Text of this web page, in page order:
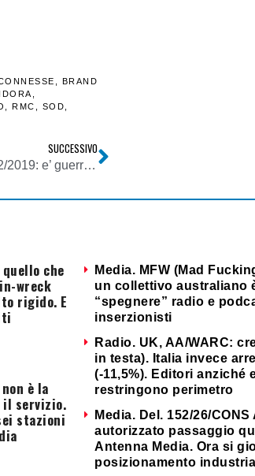
BRAND
RMC SOD
SUCCESSIVO
Radio digitale. Conversione in legge DL 32/2019: e’ guerra su obbligo o meno interfaccia per ricezione radio digitale su veicoli commerciali (categoria N)
quello che
wreck
rigido. E
è la
il servizio.
stazioni
Media. MFW (Mad
un collettivo australiano
“spegnere” radio e
inserzionisti
Radio. UK, AA/WARC:
in testa). Italia invece
(-11,5%). Editori anziché
restringono perimetro
Media. Del. 152/26/
autorizzato passaggio
Antenna Media. Ora si
posizionamento